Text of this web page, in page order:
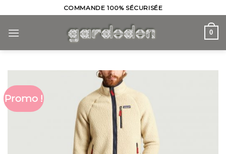
to
content
COMMANDE 100% SÉCURISÉE
0
Promo !